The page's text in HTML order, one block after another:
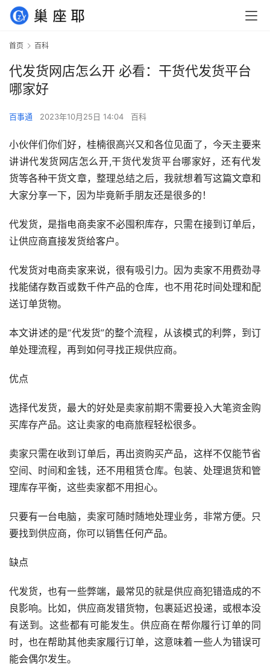
首页 百科
代发货网店怎么开 必看：干货代发货平台
哪家好
百事通 2023年10月25日 14:04 百科
小伙伴们你们好，桂楠很高兴又和各位见面了，今天主要来
讲讲代发货网店怎么开,干货代发货平台哪家好，还有代发
货等各种干货文章，整理总结之后，我就想着写这篇文章和
大家分享一下，因为毕竟新手朋友还是很多的！
代发货，是指电商卖家不必囤积库存，只需在接到订单后，
让供应商直接发货给客户。
代发货对电商卖家来说，很有吸引力。因为卖家不用费劲寻
找能储存数百或数千件产品的仓库，也不用花时间处理和配
送订单货物。
本文讲述的是“代发货”的整个流程，从该模式的利弊，到订
单处理流程，再到如何寻找正规供应商。
优点
选择代发货，最大的好处是卖家前期不需要投入大笔资金购
买库存产品。这让卖家的电商旅程轻松很多。
卖家只需在收到订单后，再出资购买产品，这样不仅能节省
空间、时间和金钱，还不用租赁仓库。包装、处理退货和管
理库存平衡，这些卖家都不用担心。
只要有一台电脑，卖家可随时随地处理业务，非常方便。只
要找到供应商，你可以销售任何产品。
缺点
代发货，也有一些弊端，最常见的就是供应商犯错造成的不
良影响。比如，供应商发错货物，包裹延迟投递，或根本没
有送到。这些都有可能发生。供应商在帮你履行订单的同
时，也在帮助其他卖家履行订单，这意味着一些人为错误可
能会偶尔发生。